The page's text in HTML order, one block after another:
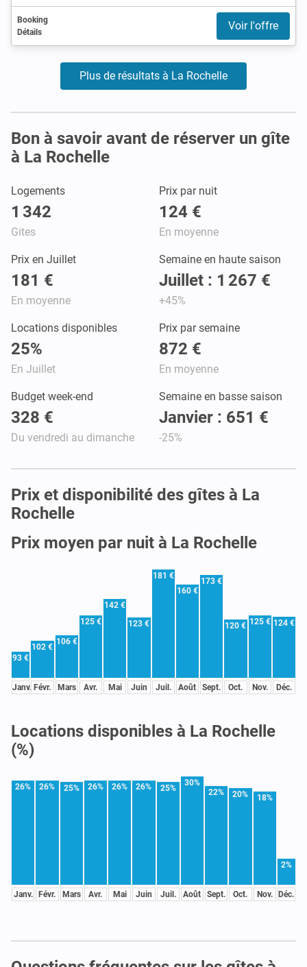
Booking
Détails
Voir l'offre
Plus de résultats à La Rochelle
Bon à savoir avant de réserver un gîte
à La Rochelle
Logements
1 342
Gites
Prix par nuit
124 €
En moyenne
Prix en Juillet
181 €
En moyenne
Semaine en haute saison
Juillet : 1 267 €
+45%
Locations disponibles
25%
En Juillet
Prix par semaine
872 €
En moyenne
Budget week-end
328 €
Du vendredi au dimanche
Semaine en basse saison
Janvier : 651 €
-25%
Prix et disponibilité des gîtes à La
Rochelle
Prix moyen par nuit à La Rochelle
93 €
Janv.
102 €
Févr.
106 €
Mars
125 €
Avr.
142 €
Mai
123 €
Juin
181 €
Juil.
160 €
Août
173 €
Sept.
120 €
Oct.
125 €
Nov.
124 €
Déc.
Locations disponibles à La Rochelle
(%)
26%
Janv.
26%
Févr.
25%
Mars
26%
Avr.
26%
Mai
26%
Juin
25%
Juil.
30%
Août
22%
Sept.
20%
Oct.
18%
Nov.
2%
Déc.